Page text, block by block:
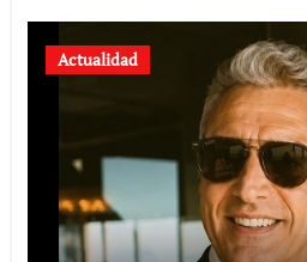
Actualidad